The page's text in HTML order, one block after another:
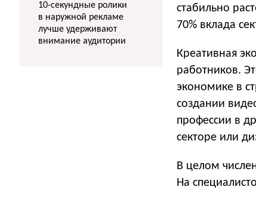
стабильно
70% вклада
Креативная
работников.
экономике в
создании
профессии в
секторе или
В целом
На
10-секундные ролики
в наружной рекламе
лучше удерживают
внимание аудитории